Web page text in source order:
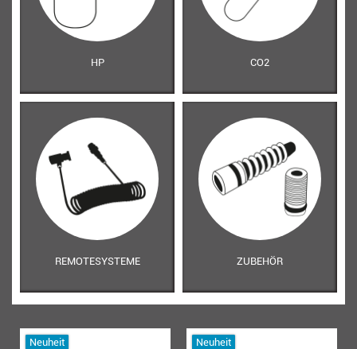
HP CO2
REMOTESYSTEME ZUBEHÖR
Neuheit Neuheit